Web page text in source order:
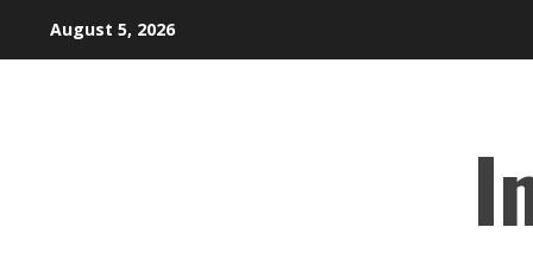
August 5, 2026